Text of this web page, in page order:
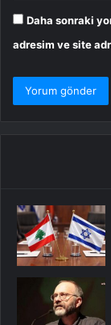
Daha sonraki
adresim ve site